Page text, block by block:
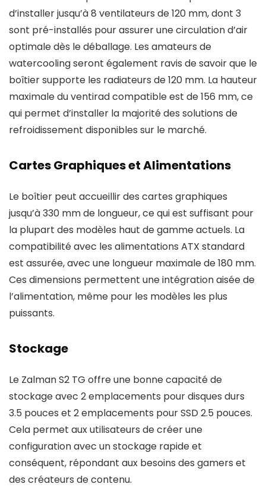
d’installer jusqu’à 8 ventilateurs de 120 mm, dont 3
sont pré-installés pour assurer une circulation d’air
optimale dès le déballage. Les amateurs de
watercooling seront également ravis de savoir que le
boîtier supporte les radiateurs de 120 mm. La hauteur
maximale du ventirad compatible est de 156 mm, ce
qui permet d’installer la majorité des solutions de
refroidissement disponibles sur le marché.
Cartes Graphiques et Alimentations
Le boîtier peut accueillir des cartes graphiques
jusqu’à 330 mm de longueur, ce qui est suffisant pour
la plupart des modèles haut de gamme actuels. La
compatibilité avec les alimentations ATX standard
est assurée, avec une longueur maximale de 180 mm.
Ces dimensions permettent une intégration aisée de
l’alimentation, même pour les modèles les plus
puissants.
Stockage
Le Zalman S2 TG offre une bonne capacité de
stockage avec 2 emplacements pour disques durs
3.5 pouces et 2 emplacements pour SSD 2.5 pouces.
Cela permet aux utilisateurs de créer une
configuration avec un stockage rapide et
conséquent, répondant aux besoins des gamers et
des créateurs de contenu.